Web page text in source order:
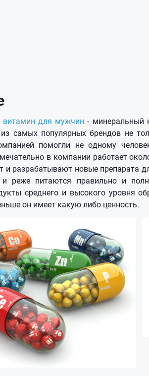
витамин для мужчин - минеральный
самых популярных брендов не
помогли не одному
в компании работает
и разрабатывают новые препарата
реже питаются правильно и
среднего и высокого уровня
он имеет какую либо ценность.